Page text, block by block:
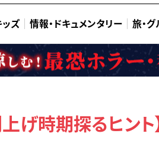
ッズ 情報・ ドキュメンタリー 旅・グ
げ時期探るヒント